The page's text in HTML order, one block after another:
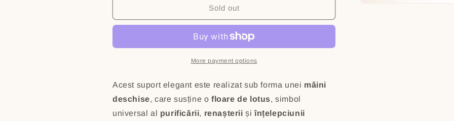
cu
protectoare
de
lotus
cu
mâna
protectoare
lotus
Sold out
More payment options
Acest suport elegant este realizat sub forma unei mâini
deschise, care susține ofloare de lotus, simbol
universal al purificării, renașterii șiînțelepciunii